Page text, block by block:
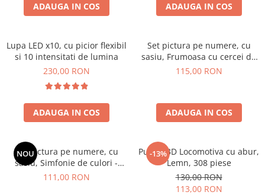
ADAUGA IN COS ADAUGA IN COS
Lupa LED x10, cu picior flexibil
si 10 intensitati de lumina
230,00 RON
ADAUGA IN COS
Set pictura pe numere, cu
sasiu, Frumoasa cu cercei de
aur - extra culori metalizate,
115,00 RON
ADAUGA IN COS
NOU
Set pictura pe numere, cu
sasiu, Simfonie de culori -
vopsele metalizate, 40x50 cm
111,00 RON
-13%
Puzzle 3D Locomotiva cu abur,
Lemn, 308 piese
130,00 RON
113,00 RON